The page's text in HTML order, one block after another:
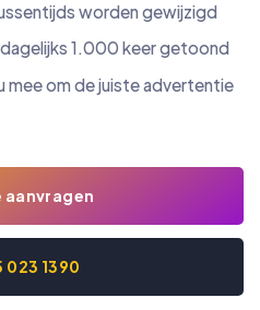
worden gewijzigd
1.000 keer getoond
mee om de juiste advertentie
023 1390